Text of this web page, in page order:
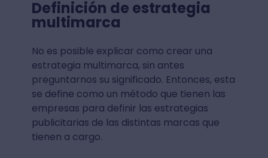
Definición de estrategia
multimarca
No es posible explicar como crear una
estrategia multimarca, sin antes
preguntarnos su significado. Entonces, esta
se define como un método que tienen las
empresas para definir las estrategias
publicitarias de las distintas marcas que
tienen a cargo.